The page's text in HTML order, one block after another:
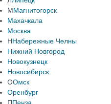
ММагнитогорск
Махачкала
Москва
ННабережные Челны
Нижний Новгород
Новокузнецк
Новосибирск
ООмск
Оренбург